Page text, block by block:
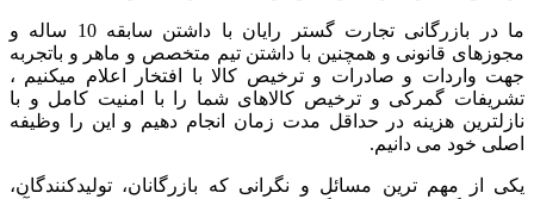
ما در بازرگانی تجارت گستر رایان با داشتن سابقه 10 ساله و
مجوزهای قانونی و همچنین با داشتن تیم متخصص و ماهر و باتجربه
جهت واردات و صادرات و ترخیص کالا با افتخار اعلام میکنیم ،
تشریفات گمرکی و ترخیص کالاهای شما را با امنیت کامل و با
نازلترین هزینه در حداقل مدت زمان انجام دهیم و این را وظیفه
اصلی خود می دانیم.
یکی از مهم ترین مسائل و نگرانی که بازرگانان، تولیدکنندگان،